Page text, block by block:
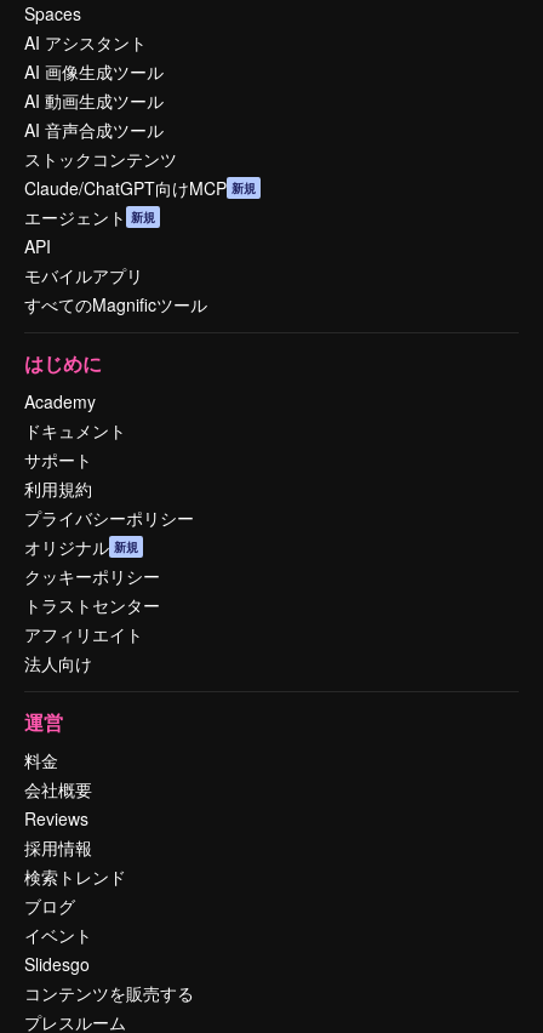
Spaces
AI アシスタント
AI 画像生成ツール
AI 動画生成ツール
AI 音声合成ツール
ストックコンテンツ
Claude/ChatGPT向けMCP 新規
エージェント 新規
API
モバイルアプリ
すべてのMagnificツール
はじめに
Academy
ドキュメント
サポート
利用規約
プライバシーポリシー
オリジナル 新規
クッキーポリシー
トラストセンター
アフィリエイト
法人向け
運営
料金
会社概要
Reviews
採用情報
検索トレンド
ブログ
イベント
Slidesgo
コンテンツを販売する
プレスルーム